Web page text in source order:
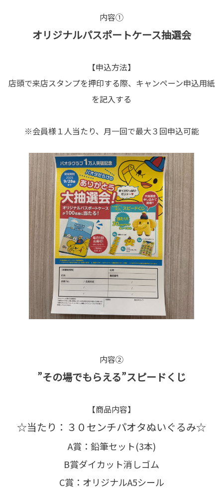
内容①
オリジナルパスポートケース抽選会
【申込方法】
店頭で来店スタンプを押印する際、キャンペーン申込用紙
を記入する
※会員様１人当たり、月一回で最大３回申込可能
内容②
”その場でもらえる”スピードくじ
【商品内容】
☆当たり：３０センチパオタぬいぐるみ☆
A賞：鉛筆セット(3本)
B賞ダイカット消しゴム
C賞：オリジナルA5シール